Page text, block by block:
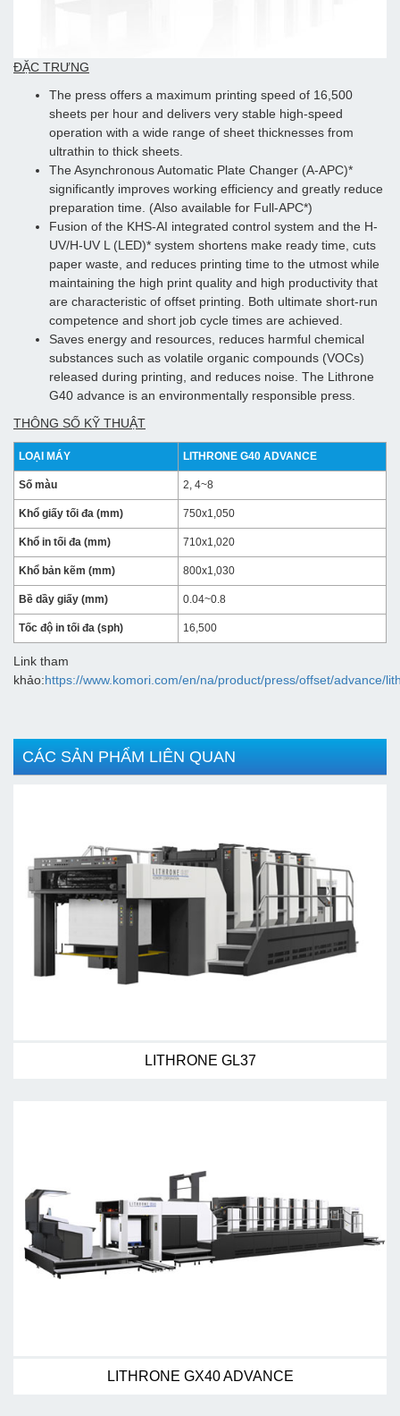
ĐẶC TRƯNG
The press offers a maximum printing speed of 16,500
sheets per hour and delivers very stable high-speed
operation with a wide range of sheet thicknesses from
ultrathin to thick sheets.
The Asynchronous Automatic Plate Changer (A-APC)*
significantly improves working efficiency and greatly reduce
preparation time. (Also available for Full-APC*)
Fusion of the KHS-AI integrated control system and the H-
UV/H-UV L (LED)* system shortens make ready time, cuts
paper waste, and reduces printing time to the utmost while
maintaining the high print quality and high productivity that
are characteristic of offset printing. Both ultimate short-run
competence and short job cycle times are achieved.
Saves energy and resources, reduces harmful chemical
substances such as volatile organic compounds (VOCs)
released during printing, and reduces noise. The Lithrone
G40 advance is an environmentally responsible press.
THÔNG SỐ KỸ THUẬT
LOẠI MÁY LITHRONE G40 ADVANCE
Số màu 2, 4~8
Khổ giấy tối đa (mm) 750x1,050
Khổ in tối đa (mm) 710x1,020
Khổ bản kẽm (mm) 800x1,030
Bề dầy giấy (mm) 0.04~0.8
Tốc độ in tối đa (sph) 16,500
Link tham
khảo:https://www.komori.com/en/na/product/press/offset/advance/
CÁC SẢN PHẨM LIÊN QUAN
LITHRONE GL37
LITHRONE GX40 ADVANCE